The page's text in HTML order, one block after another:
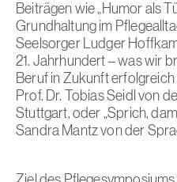
Beiträgen wie „Humor als
Grundhaltung im
Seelsorger Ludger
21. Jahrhundert – was wir
Beruf in Zukunft
Prof. Dr. Tobias Seidl von
Stuttgart, oder „Sprich,
Sandra Mantz von der